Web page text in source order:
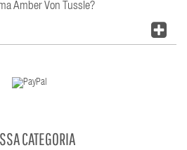
Amber Von Tussle?
CATEGORIA